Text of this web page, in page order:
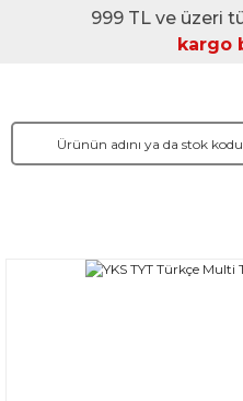
999 TL ve üzeri
kargo